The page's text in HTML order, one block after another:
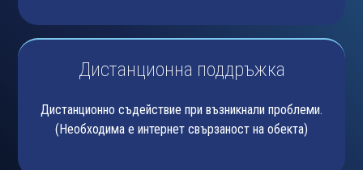
Дистанционна поддръжка
Дистанционно съдействие при възникнали проблеми.
(Необходима е интернет свързаност на обекта)